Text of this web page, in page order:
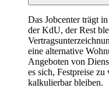
Das Jobcenter trägt
der KdU, der Rest
eine alternative
Angeboten von
es sich, Festpreise
kalkulierbar bleiben.